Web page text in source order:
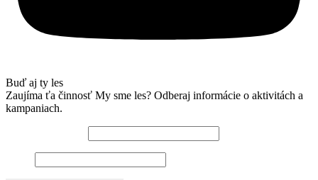
Buď aj ty les
Zaujíma ťa činnosť My sme les? Odberaj informácie o aktivitách a
kampaniach.